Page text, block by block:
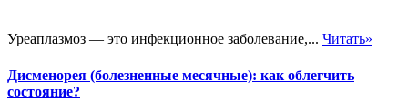
Уреаплазмоз — это инфекционное заболевание,... Читать»
Дисменорея (болезненные месячные): как облегчить
состояние?